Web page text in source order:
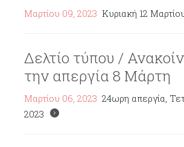
Μαρτίου 09, 2023 Κυριακή 12
Δελτίο τύπου /
την απεργία 8 Μάρτη
Μαρτίου 06, 2023 24ωρη απεργία,
2023